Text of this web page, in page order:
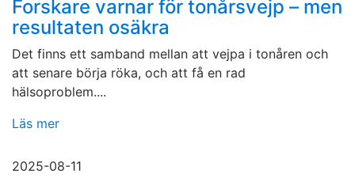
Forskare varnar för tonårsvejp – men
resultaten osäkra
Det finns ett samband mellan att vejpa i tonåren och
att senare börja röka, och att få en rad
hälsoproblem....
Läs mer
2025-08-11